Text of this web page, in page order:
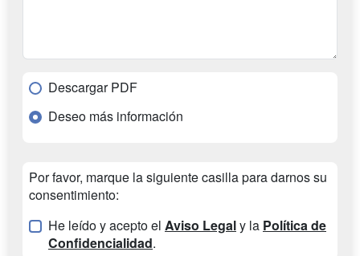
Descargar PDF
Deseo más información
Por favor, marque la siguiente casilla para darnos su
consentimiento:
He leído y acepto el Aviso Legaly la Política de
Confidencialidad.